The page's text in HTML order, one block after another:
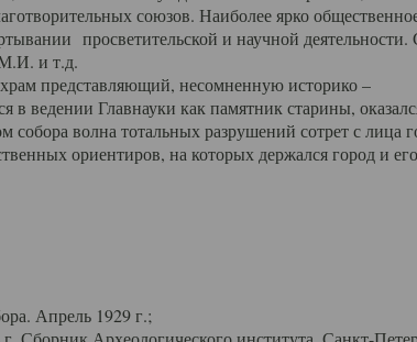
союзов. Наиболее ярко
просветительской и научной
и т.д.
представляющий, несомненную историко –
в ведении Главнауки как памятник старины,
волна тотальных разрушений сотрет с лица
ориентиров, на которых держался город и его
Апрель 1929 г.;